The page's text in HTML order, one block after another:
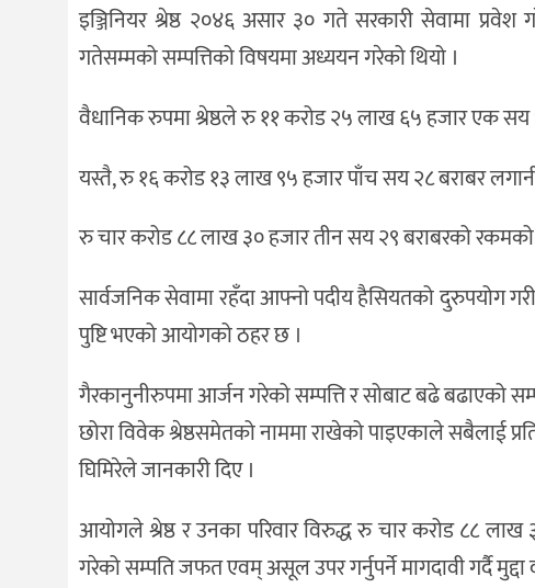
राजनीति
इञ्जिनियर श्रेष्ठ २०४६ असार ३० गते सरकारी सेवामा
गतेसम्मको सम्पत्तिको विषयमा अध्ययन गरेको थियो ।
वैधानिक रुपमा श्रेष्ठले रु ११ करोड २५ लाख ६५ हजार एक
यस्तै, रु १६ करोड १३ लाख ९५ हजार पाँच सय २८ बराबर
रु चार करोड ८८ लाख ३० हजार तीन सय २९ बराबरको
सार्वजनिक सेवामा रहँदा आफ्नो पदीय हैसियतको दुरुपयोग
पुष्टि भएको आयोगको ठहर छ ।
गैरकानुनीरुपमा आर्जन गरेको सम्पत्ति र सोबाट बढे बढाएको
छोरा विवेक श्रेष्ठसमेतको नाममा राखेको पाइएकाले सबैलाई
घिमिरेले जानकारी दिए ।
आयोगले श्रेष्ठ र उनका परिवार विरुद्ध रु चार करोड ८८
गरेको सम्पति जफत एवम् असूल उपर गर्नुपर्ने मागदावी गर्दै मुद्दा